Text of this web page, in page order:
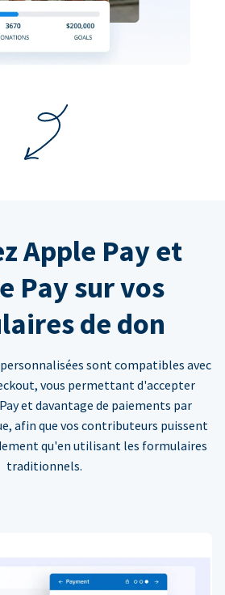
Apple Pay et
Pay sur vos
de don
sont compatibles avec
vous permettant d'accepter
et davantage de paiements par
afin que vos contributeurs puissent
qu'en utilisant les formulaires
traditionnels.